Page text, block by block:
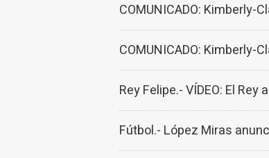
COMUNICADO:
COMUNICADO:
Rey Felipe.- VÍDEO: El
Fútbol.- López Miras